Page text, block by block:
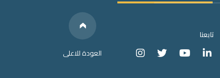
العودة للاعلى
Below
We have
Social Media
Links
تابعنا